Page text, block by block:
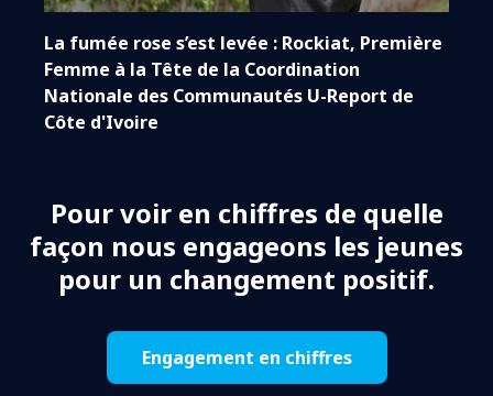
La fumée rose s’est levée : Rockiat, Première
Femme à la Tête de la Coordination
Nationale des Communautés U-Report de
Côte d'Ivoire
Pour voir en chiffres de quelle
façon nous engageons les jeunes
pour un changement positif.
Engagement en chiffres